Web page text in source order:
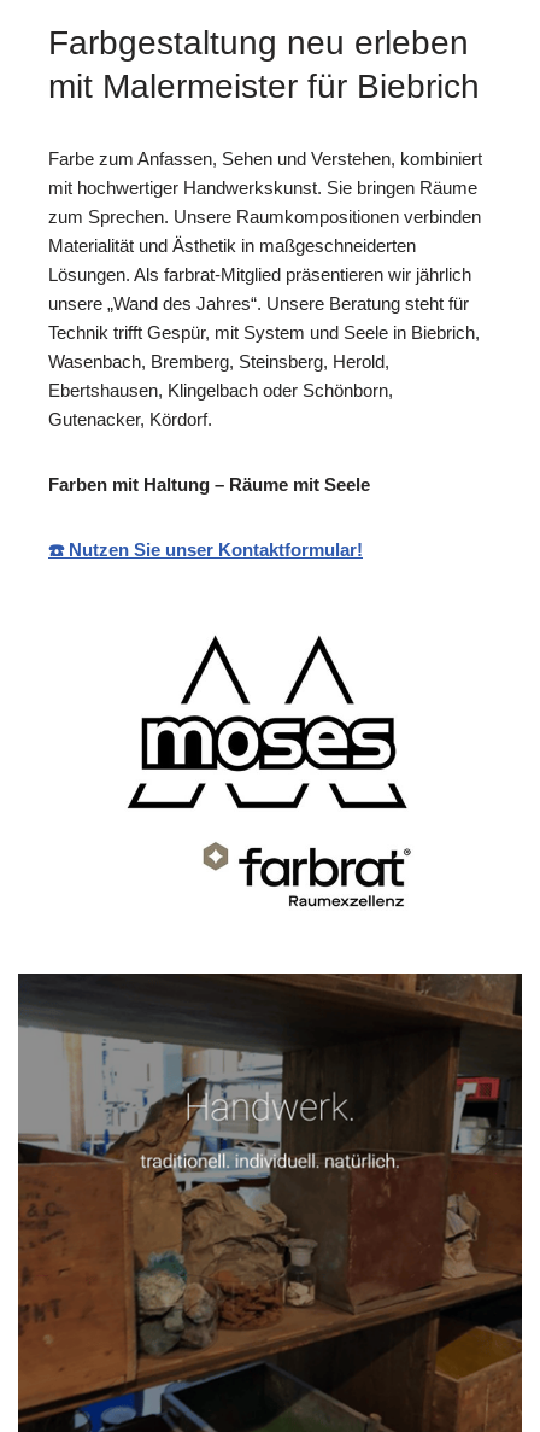
Farbgestaltung neu erleben
mit Malermeister für Biebrich
Farbe zum Anfassen, Sehen und Verstehen, kombiniert
mit hochwertiger Handwerkskunst. Sie bringen Räume
zum Sprechen. Unsere Raumkompositionen verbinden
Materialität und Ästhetik in maßgeschneiderten
Lösungen. Als farbrat-Mitglied präsentieren wir jährlich
unsere „Wand des Jahres“. Unsere Beratung steht für
Technik trifft Gespür, mit System und Seele in Biebrich,
Wasenbach, Bremberg, Steinsberg, Herold,
Ebertshausen, Klingelbach oder Schönborn,
Gutenacker, Kördorf.
Farben mit Haltung – Räume mit Seele
☎️ Nutzen Sie unser Kontaktformular!